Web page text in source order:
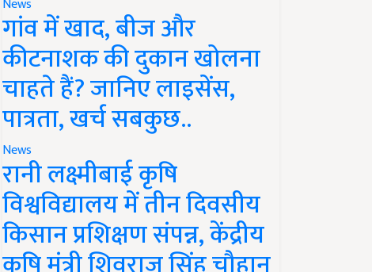
News
गांव में खाद, बीज और
कीटनाशक की दुकान खोलना
चाहते हैं? जानिए लाइसेंस,
पात्रता, खर्च सबकुछ..
News
रानी लक्ष्मीबाई कृषि
विश्वविद्यालय में तीन दिवसीय
किसान प्रशिक्षण संपन्न, केंद्रीय